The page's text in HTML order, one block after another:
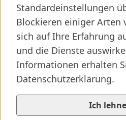
Standardeinstellungen
Blockieren einiger Arten
sich auf Ihre Erfahrung
und die Dienste
Informationen erhalten
Datenschutzerklärung.
Ich